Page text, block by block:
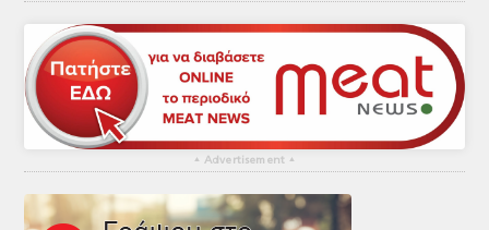
▴ Advertisement ▴